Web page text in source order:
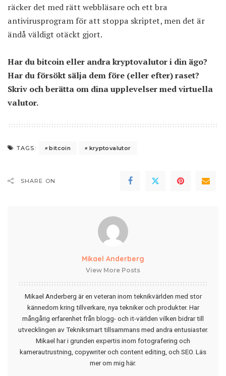
räcker det med rätt webbläsare och ett bra
antivirusprogram för att stoppa skriptet, men det är
ändå väldigt otäckt gjort.
Har du bitcoin eller andra kryptovalutor i din ägo?
Har du försökt sälja dem före (eller efter) raset?
Skriv och berätta om dina upplevelser med virtuella
valutor.
TAGS: bitcoin kryptovalutor
SHARE ON
Mikael Anderberg
View More Posts
Mikael Anderberg är en veteran inom teknikvärlden med stor
kännedom kring tillverkare, nya tekniker och produkter. Har
mångårig erfarenhet från blogg- och it-världen vilken bidrar till
utvecklingen av Tekniksmart tillsammans med andra entusiaster.
Mikael har i grunden expertis inom fotografering och
kamerautrustning, copywriter och content editing, och SEO. Läs
mer om mig här.